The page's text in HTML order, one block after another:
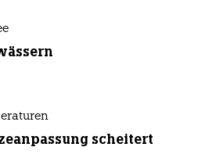
scheitert